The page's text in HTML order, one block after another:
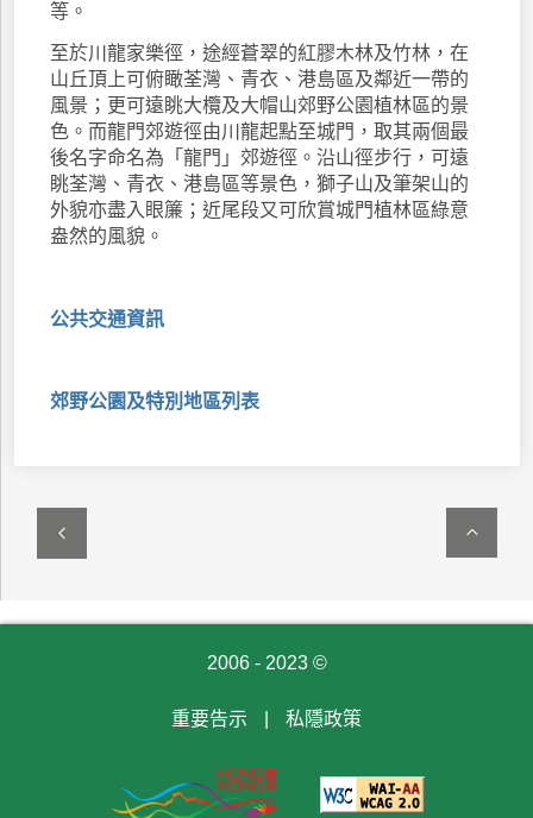
等。
至於川龍家樂徑，途經蒼翠的紅膠木林及竹林，在
山丘頂上可俯瞰荃灣、青衣、港島區及鄰近一帶的
風景；更可遠眺大欖及大帽山郊野公園植林區的景
色。而龍門郊遊徑由川龍起點至城門，取其兩個最
後名字命名為「龍門」郊遊徑。沿山徑步行，可遠
眺荃灣、青衣、港島區等景色，獅子山及筆架山的
外貌亦盡入眼簾；近尾段又可欣賞城門植林區綠意
盎然的風貌。
公共交通資訊
郊野公園及特別地區列表
2006 - 2023 ©
重要告示 私隱政策